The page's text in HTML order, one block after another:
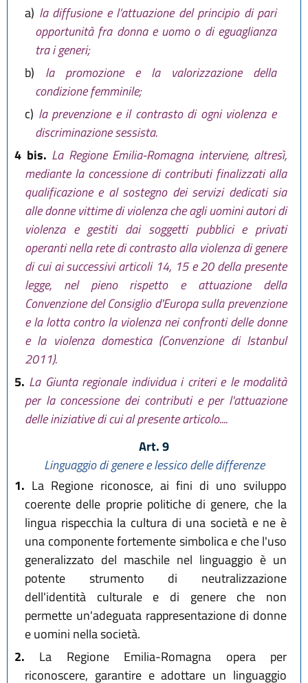
a) la diffusione e l’attuazione del principio di pari
opportunità fra donna e uomo o di eguaglianza
tra i generi;
b)
la promozione e la valorizzazione della
condizione femminile;
c) la prevenzione e il contrasto di ogni violenza e
discriminazione sessista.
4 bis. La Regione Emilia-Romagna interviene, altresì,
mediante la concessione di contributi finalizzati alla
qualificazione e al sostegno dei servizi dedicati sia
alle donne vittime di violenza che agli uomini autori di
violenza e gestiti dai soggetti pubblici e privati
operanti nella rete di contrasto alla violenza di genere
di cui ai successivi articoli 14, 15 e 20 della presente
legge, nel pieno rispetto e attuazione della
Convenzione del Consiglio d'Europa sulla prevenzione
e la lotta contro la violenza nei confronti delle donne
e la violenza domestica (Convenzione di Istanbul
2011).
5. La Giunta regionale individua i criteri e le modalità
per la concessione dei contributi e per l'attuazione
delle iniziative di cui al presente articolo....
Art. 9
Linguaggio di genere e lessico delle differenze
1. La Regione riconosce, ai fini di uno sviluppo
coerente delle proprie politiche di genere, che la
lingua rispecchia la cultura di una società e ne è
una componente fortemente simbolica e che l'uso
generalizzato del maschile nel linguaggio è un
potente strumento di neutralizzazione
dell'identità culturale e di genere che non
permette un'adeguata rappresentazione di donne
e uomini nella società.
2. La Regione Emilia-Romagna opera per
riconoscere, garantire e adottare un linguaggio